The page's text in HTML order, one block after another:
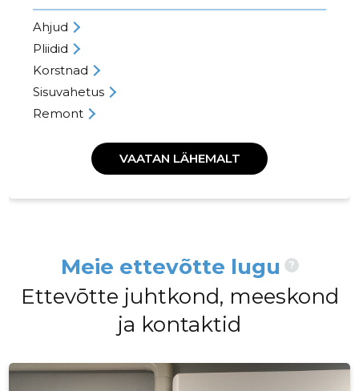
Ahjud
Pliidid
Korstnad
Sisuvahetus
Remont
VAATAN LÄHEMALT
Meie ettevõtte lugu ?
Ettevōtte juhtkond, meeskond
ja kontaktid